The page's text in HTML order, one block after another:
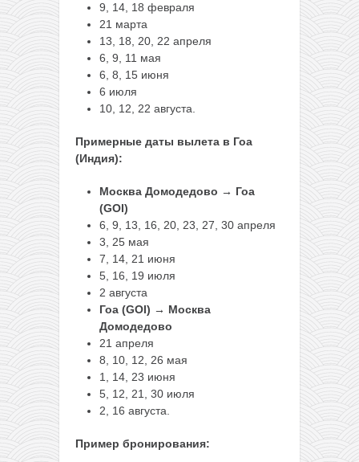
9, 14, 18 февраля
21 марта
13, 18, 20, 22 апреля
6, 9, 11 мая
6, 8, 15 июня
6 июля
10, 12, 22 августа.
Примерные даты вылета в Гоа
(Индия):
Москва Домодедово → Гоа
(GOI)
6, 9, 13, 16, 20, 23, 27, 30 апреля
3, 25 мая
7, 14, 21 июня
5, 16, 19 июля
2 августа
Гоа (GOI) → Москва
Домодедово
21 апреля
8, 10, 12, 26 мая
1, 14, 23 июня
5, 12, 21, 30 июля
2, 16 августа.
Пример бронирования: